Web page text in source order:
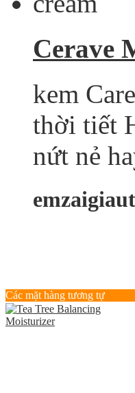
Cerave
kem
thời tiết
nứt nẻ
Các mặt hàng tương tự